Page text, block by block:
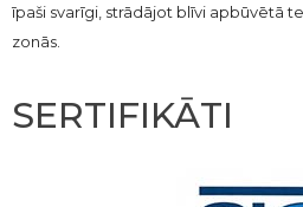
īpaši svarīgi, strādājot blīvi apbūvētā
zonās.
SERTIFIKĀTI